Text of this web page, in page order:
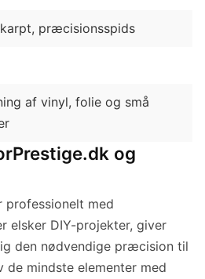
præcisionsspids
af vinyl, folie og små
og
professionelt med
elsker DIY-projekter, giver
den nødvendige præcision til
mindste elementer med